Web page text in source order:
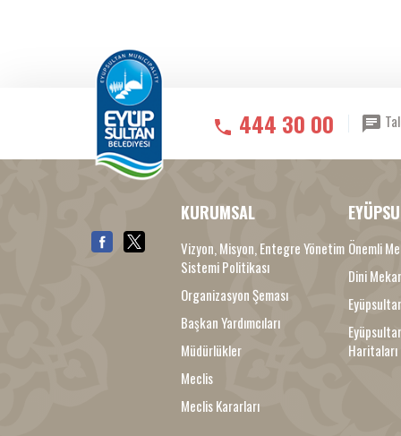
444 30 00
KURUMSAL
Vizyon, Misyon, Entegre Yönetim
Sistemi Politikası
Organizasyon Şeması
Başkan Yardımcıları
Müdürlükler
Meclis
Meclis Kararları
Önemli
Dini
Haritaları